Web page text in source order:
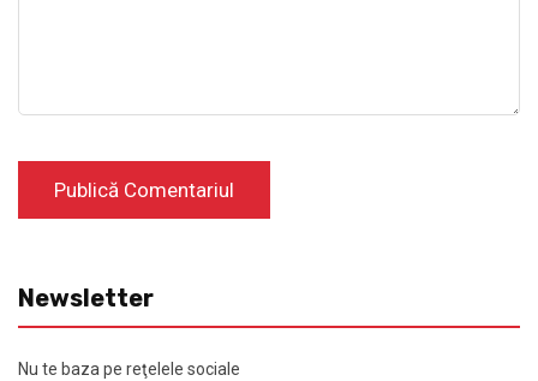
Newsletter
Nu te baza pe reţelele sociale